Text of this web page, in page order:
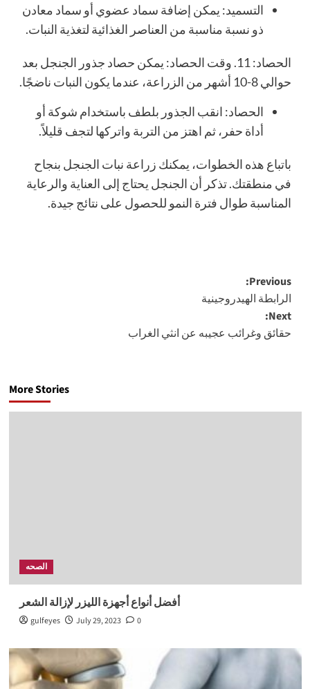
التسميد: يمكن إضافة سماد عضوي أو سماد معادن
ذو نسبة مناسبة من العناصر الغذائية لتغذية النبات.
الحصاد: 11. وقت الحصاد: يمكن حصاد جذور الجنجل بعد
حوالي 8-10 أشهر من الزراعة، عندما يكون النبات ناضجًا.
الحصاد: انقب الجذور بلطف باستخدام شوكة أو
أداة حفر، ثم اهتز من التربة واتركها لتجف قليلاً.
باتباع هذه الخطوات، يمكنك زراعة نبات الجنجل بنجاح
في منطقتك. تذكر أن الجنجل يحتاج إلى العناية والرعاية
المناسبة طوال فترة النمو للحصول على نتائج جيدة.
Post
navigation
Previous:
الرابطة الهيدروجينية
Next:
حقائق وغرائب عجيبه عن انثي الغراب
More Stories
الصحه
أفضل أنواع أجهزة الليزر لإزالة الشعر
gulfeyes July 29, 2023 0